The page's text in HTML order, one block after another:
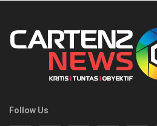
Follow Us